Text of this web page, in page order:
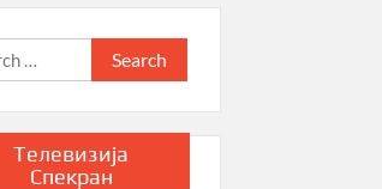
Search
for:
Телевизија
Спекран